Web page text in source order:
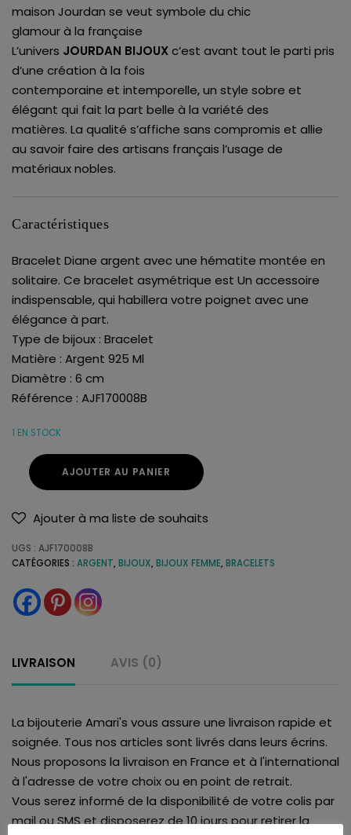
maison Jourdan se veut symbole du chic
glamour à la française
L’univers JOURDAN BIJOUXc’est avant tout le parti pris
d’une création à la fois
contemporaine et intemporelle, un style sobre et
élégant qui fait la part belle à la variété des
matières. La qualité s’affiche sans compromis et allie
au savoir faire des artisans français l’usage de
matériaux nobles.
Caractéristiques
Bracelet Diane argent avec une hématite montée en
solitaire. Ce bracelet asymétrique est Un accessoire
indispensable, qui habillera votre poignet avec une
élégance à part.
Type de bijoux : Bracelet
Matière : Argent 925 Ml
Diamètre : 6 cm
Référence : AJF170008B
1 EN STOCK
AJOUTER AU PANIER
Ajouter à ma liste de souhaits
UGS : AJF170008B
CATÉGORIES : ARGENT, BIJOUX, BIJOUX FEMME, BRACELETS
LIVRAISON AVIS (0)
La bijouterie Amari's vous assure une livraison rapide et
soignée. Tous nos articles sont livrés dans leurs écrins.
Nous proposons la livraison en France et à l'international
à l'adresse de votre choix ou en point de retrait.
Vous serez informé de la disponibilité de votre colis par
mail ou SMS et disposerez de 10 jours pour retirer la